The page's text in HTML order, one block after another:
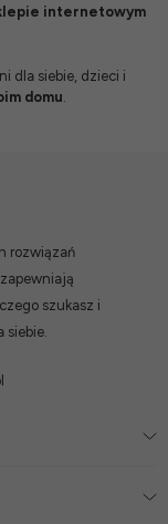
internetowym
dla siebie, dzieci i
domu
rozwiązań
szukasz i
siebie.